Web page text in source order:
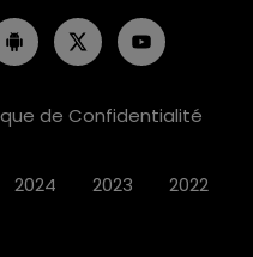
de Confidentialité
2024 2023 2022